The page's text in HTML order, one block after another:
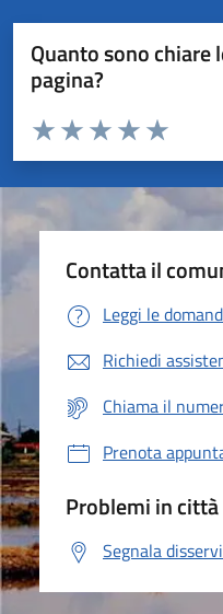
Quanto sono
pagina?
Valuta da 1 a 5 stelle la pagina
Valuta 5
Valuta 4
Valuta 3 stelle su
Valuta 2 stelle su 5
Valuta 1 stelle su 5
Contatta il
Leggi le
Richiedi
Chiama il
Prenota
Problemi in città
Segnala